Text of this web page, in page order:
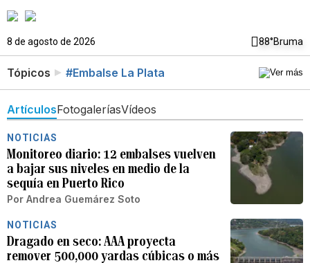
8 de agosto de 2026 88°Bruma
Tópicos #Embalse La Plata
ArtículosFotogaleríasVídeos
NOTICIAS
Monitoreo diario: 12 embalses vuelven
a bajar sus niveles en medio de la
sequía en Puerto Rico
Por Andrea Guemárez Soto
NOTICIAS
Dragado en seco: AAA proyecta
remover 500,000 yardas cúbicas o más